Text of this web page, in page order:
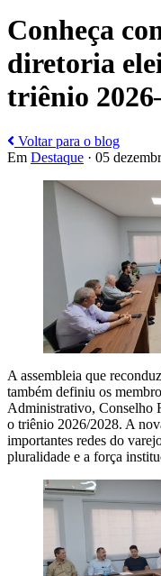
Conheça
diretoria
triênio
Voltar para o blog
Em Destaque · 05
A assembleia que
também definiu os
Administrativo, Conselho
o triênio 2026/2028. A
importantes redes do
pluralidade e a força